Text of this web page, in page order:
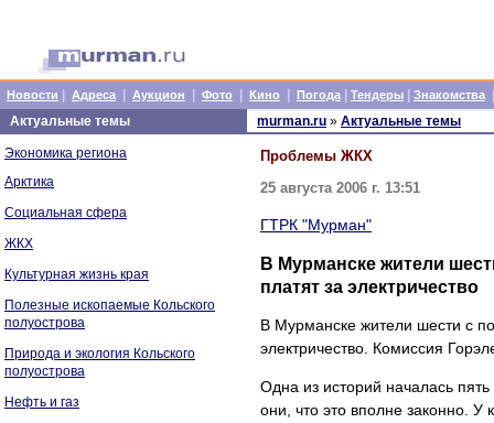
Новости Адреса Аукцион Фото Кино Погода Тендеры Знакомства
Актуальные темы
Экономика региона
Арктика
Социальная сфера
ЖКХ
Культурная жизнь края
Полезные ископаемые Кольского
полуострова
Природа и экология Кольского
полуострова
Нефть и газ
murman.ru » Актуальные темы
Проблемы ЖКХ
25 августа 2006 г. 13:51
ГТРК "Мурман"
В Мурманске жители
платят за электричество
В Мурманске жители шести с
электричество. Комиссия
Одна из историй началась
они, что это вполне законно. У